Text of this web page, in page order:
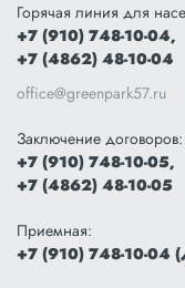
Новосильский
Покровский
Троснянский
Урицкий
Горячая линия для
+7 (910) 748-10-04,
+7 (4862) 48-10-04
office@greenpark57.ru
Заключение договоров:
+7 (910) 748-10-05,
+7 (4862) 48-10-05
Приемная:
+7 (910) 748-10-04